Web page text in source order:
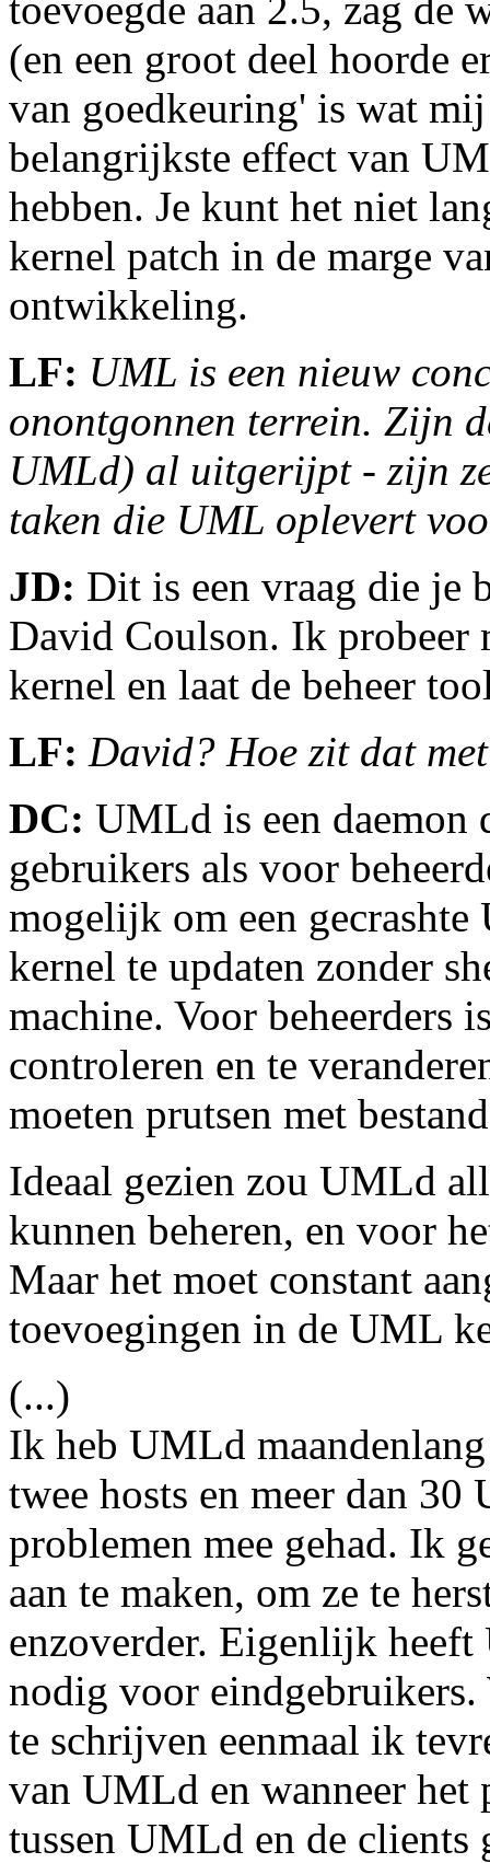
(en een groot deel hoorde
van goedkeuring' is wat
belangrijkste effect van
hebben. Je kunt het niet
kernel patch in de marge
ontwikkeling.
LF: UML is een nieuw
onontgonnen terrein. Zijn
UMLd) al uitgerijpt - zijn
taken die UML oplevert
JD: Dit is een vraag die je
David Coulson. Ik probeer
kernel en laat de beheer
LF: David? Hoe zit dat
DC: UMLd is een daemon
gebruikers als voor
mogelijk om een
kernel te updaten zonder
machine. Voor beheerders
controleren en te
moeten prutsen met
Ideaal gezien zou UMLd
kunnen beheren, en voor
Maar het moet constant
toevoegingen in de UML
(...)
Ik heb UMLd
twee hosts en meer dan
problemen mee gehad. Ik
aan te maken, om ze te
enzoverder. Eigenlijk
nodig voor
te schrijven eenmaal ik
van UMLd en wanneer
tussen UMLd en de clients